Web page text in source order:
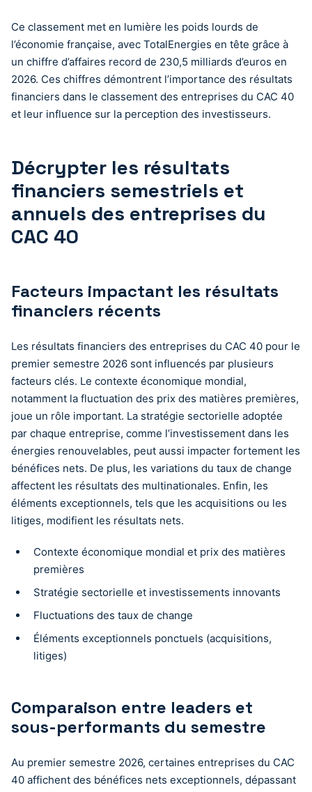
Ce classement met en lumière les poids lourds de
l’économie française, avec TotalEnergies en tête grâce à
un chiffre d’affaires record de 230,5 milliards d’euros en
2026. Ces chiffres démontrent l’importance des résultats
financiers dans le classement des entreprises du CAC 40
et leur influence sur la perception des investisseurs.
Décrypter les résultats
financiers semestriels et
annuels des entreprises du
CAC 40
Facteurs impactant les résultats
financiers récents
Les résultats financiers des entreprises du CAC 40 pour le
premier semestre 2026 sont influencés par plusieurs
facteurs clés. Le contexte économique mondial,
notamment la fluctuation des prix des matières premières,
joue un rôle important. La stratégie sectorielle adoptée
par chaque entreprise, comme l’investissement dans les
énergies renouvelables, peut aussi impacter fortement les
bénéfices nets. De plus, les variations du taux de change
affectent les résultats des multinationales. Enfin, les
éléments exceptionnels, tels que les acquisitions ou les
litiges, modifient les résultats nets.
Contexte économique mondial et prix des matières
premières
Stratégie sectorielle et investissements innovants
Fluctuations des taux de change
Éléments exceptionnels ponctuels (acquisitions,
litiges)
Comparaison entre leaders et
sous-performants du semestre
Au premier semestre 2026, certaines entreprises du CAC
40 affichent des bénéfices nets exceptionnels, dépassant